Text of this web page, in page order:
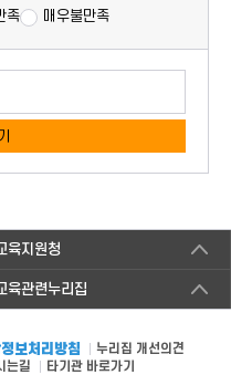
족 매우불만족
육지원청
육관련누리집
보처리방침
누리집 개선의견
는길 타기관 바로가기